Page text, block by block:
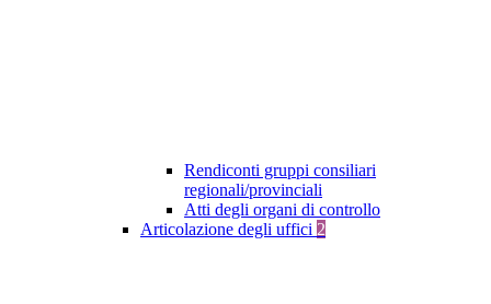
Rendiconti gruppi consiliari
regionali/provinciali
Atti degli organi di controllo
Articolazione degli uffici 2